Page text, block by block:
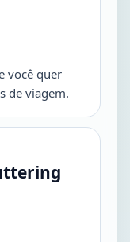
você quer
de viagem.